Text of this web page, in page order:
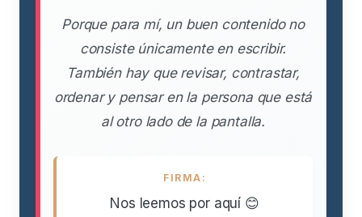
Porque para mí, un buen contenido no
consiste únicamente en escribir.
También hay que revisar, contrastar,
ordenar y pensar en la persona que está
al otro lado de la pantalla.
FIRMA:
Nos leemos por aquí 😊